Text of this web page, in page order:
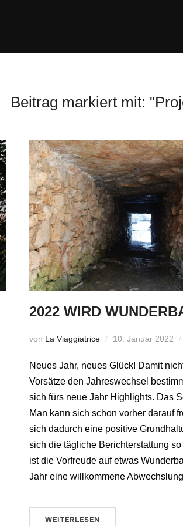
Beitrag markiert mit:
2022 WIRD
von La Viaggiatrice 10. Januar 2022
Neues Jahr, neues Glück! Damit
Vorsätze den Jahreswechsel
sich fürs neue Jahr Highlights. Das
Man kann sich schon vorher darauf
sich dadurch eine positive
sich die tägliche Berichterstattung
ist die Vorfreude auf etwas
Jahr eine willkommene
WEITERLESEN